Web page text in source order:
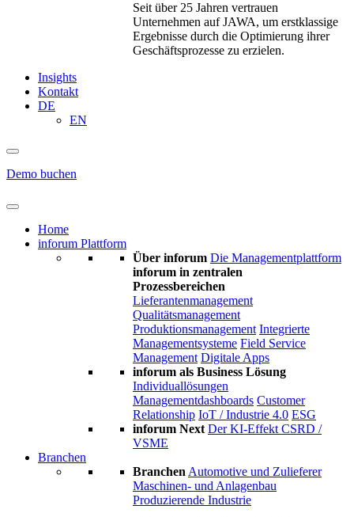
Seit über 25 Jahren vertrauen
Unternehmen auf JAWA, um erstklassige
Ergebnisse durch die Optimierung ihrer
Geschäftsprozesse zu erzielen.
Insights
Kontakt
DE
EN
Demo buchen
Home
inforum Plattform
Über inforum Die Managementplattform
inforum in zentralen
Prozessbereichen
Lieferantenmanagement
Qualitätsmanagement
Produktionsmanagement Integrierte
Managementsysteme Field Service
Management Digitale Apps
inforum als Business Lösung
Individuallösungen
Managementdashboards Customer
Relationship IoT / Industrie 4.0 ESG
inforum Next Der KI-Effekt CSRD /
VSME
Branchen
Branchen Automotive und Zulieferer
Maschinen- und Anlagenbau
Produzierende Industrie